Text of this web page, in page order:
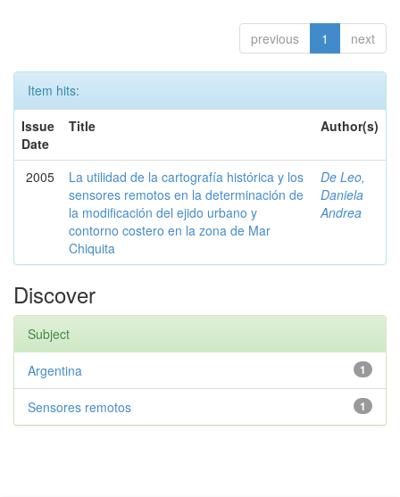
previous 1 next
Item hits:
Issue
Date
Title Author(s)
2005
La utilidad de la cartografía histórica y los
sensores remotos en la determinación de
la modificación del ejido urbano y
contorno costero en la zona de Mar
Chiquita
De Leo,
Daniela
Andrea
Discover
Subject
1
Argentina
1
Sensores remotos